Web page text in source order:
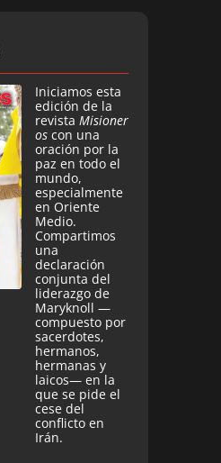
Iniciamos esta
edición de la
revista Misioner
os con una
oración por la
paz en todo el
mundo,
especialmente
en Oriente
Medio.
Compartimos
una
declaración
conjunta del
liderazgo de
Maryknoll —
compuesto por
sacerdotes,
hermanos,
hermanas y
laicos— en la
que se pide el
cese del
conflicto en
Irán.